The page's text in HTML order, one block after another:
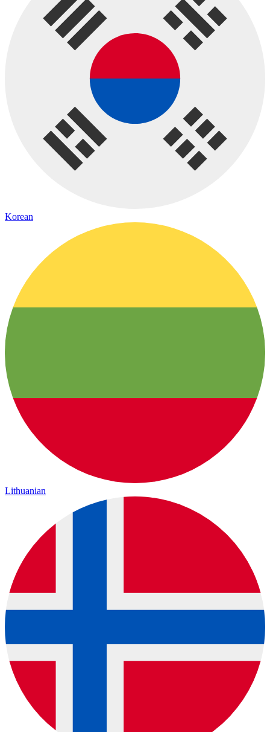
Korean
Lithuanian